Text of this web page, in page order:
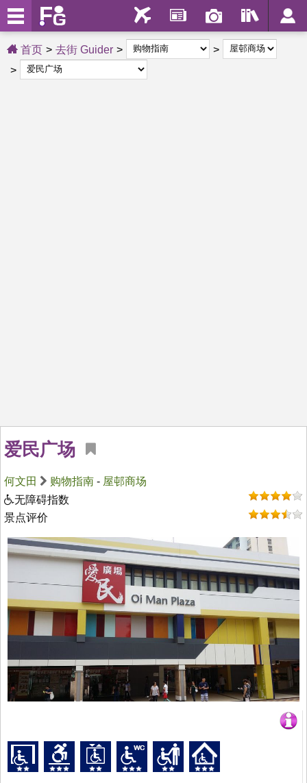
首页 去街 Guider
爱民广场
何文田 购物指南 - 屋邨商场
无障碍指数
景点评价